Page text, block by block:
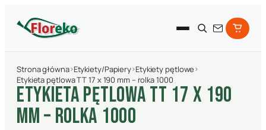
Strona główna›Etykiety/Papiery›Etykiety pętlowe›
Etykieta pętlowa TT 17 x 190 mm – rolka 1000
ETYKIETA PęTLOWA TT 17 X 190
MM – ROLKA 1000